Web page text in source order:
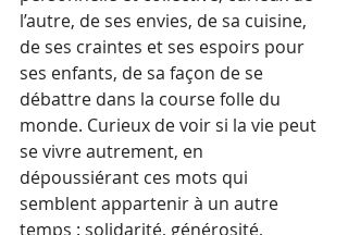
l’autre, de ses envies, de sa cuisine,
de ses craintes et ses espoirs pour
ses enfants, de sa façon de se
débattre dans la course folle du
monde. Curieux de voir si la vie peut
se vivre autrement, en
dépoussiérant ces mots qui
semblent appartenir à un autre
temps : solidarité, générosité,